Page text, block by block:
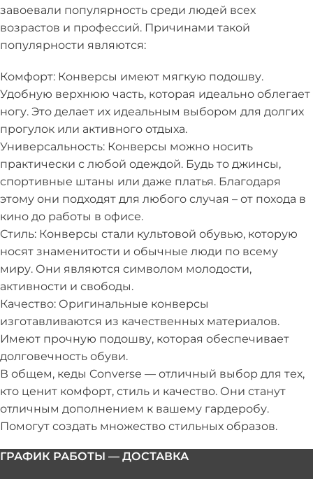
завоевали популярность среди людей всех
возрастов и профессий. Причинами такой
популярности являются:
Комфорт: Конверсы имеют мягкую подошву.
Удобную верхнюю часть, которая идеально облегает
ногу. Это делает их идеальным выбором для долгих
прогулок или активного отдыха.
Универсальность: Конверсы можно носить
практически с любой одеждой. Будь то джинсы,
спортивные штаны или даже платья. Благодаря
этому они подходят для любого случая – от похода в
кино до работы в офисе.
Стиль: Конверсы стали культовой обувью, которую
носят знаменитости и обычные люди по всему
миру. Они являются символом молодости,
активности и свободы.
Качество: Оригинальные конверсы
изготавливаются из качественных материалов.
Имеют прочную подошву, которая обеспечивает
долговечность обуви.
В общем, кеды Converse — отличный выбор для тех,
кто ценит комфорт, стиль и качество. Они станут
отличным дополнением к вашему гардеробу.
Помогут создать множество стильных образов.
ГРАФИК РАБОТЫ — ДОСТАВКА